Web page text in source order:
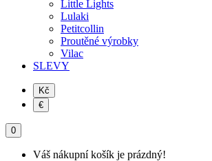
Little Lights
Lulaki
Petitcollin
Proutěné výrobky
Vilac
SLEVY
Kč
€
0
Váš nákupní košík je prázdný!